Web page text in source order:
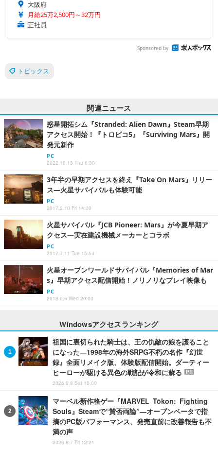
大阪府
月給25万2,500円～32万円
正社員
Sponsored by
トピックス
関連ニュース
惑星開拓シム『Stranded: Alien Dawn』Steam早期
アクセス開始！『トロピコ5』『Surviving Mars』開
発元新作
PC
2022.10.13 Thu 6:30
3年半の早期アクセスを終え『Take On Mars』リリー
ス―火星サバイバルも体験可能
PC
2017.2.10 Fri 14:00
火星サバイバル『JCB Pioneer: Mars』が今夏早期ア
クセス―実在建設機械メーカーとコラボ
PC
2017.7.11 Tue 15:50
火星オープンワールドサバイバル『Memories of Mar
s』早期アクセス配信開始！ノリノリなプレイ映像も
PC
2018.6.6 Wed 20:00
Windowsアクセスランキング
祖国に裏切られた騎士は、王の仇敵の娘を護ること
になった―1998年の海外SRPG不朽の名作『幻世
録』全面リメイク版、体験版配信開始。ダーティー
ヒーローが駆ける異色の戦記が令和に蘇る
PR
2026.8.8 Sat 18:00
マーベル新作格ゲー『MARVEL Tōkon: Fighting
Souls』Steamで“賛否両論”―オープンベータで指
摘のPC版パフォーマンス、発売直前に改善報告も不
満の声
2026.8.7 Fri 12:21